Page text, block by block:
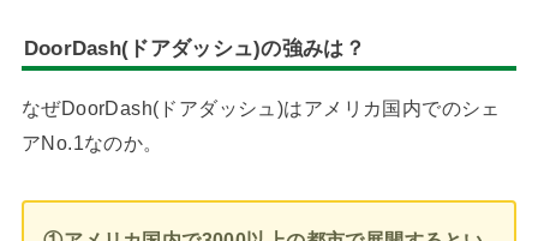
DoorDash(ドアダッシュ)の強みは？
なぜDoorDash(ドアダッシュ)はアメリカ国内でのシェ
アNo.1なのか。